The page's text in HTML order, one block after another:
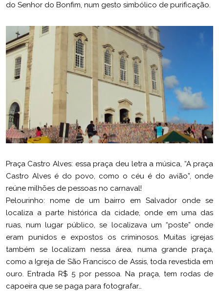
do Senhor do Bonfim, num gesto simbólico de purificação.
Praça Castro Alves: essa praça deu letra a música, “A praça
Castro Alves é do povo, como o céu é do avião”, onde
reúne milhões de pessoas no carnaval!
Pelourinho: nome de um bairro em Salvador onde se
localiza a parte histórica da cidade, onde em uma das
ruas, num lugar público, se localizava um “poste” onde
eram punidos e expostos os criminosos. Muitas igrejas
também se localizam nessa área, numa grande praça,
como a Igreja de São Francisco de Assis, toda revestida em
ouro. Entrada R$ 5 por pessoa. Na praça, tem rodas de
capoeira que se paga para fotografar…